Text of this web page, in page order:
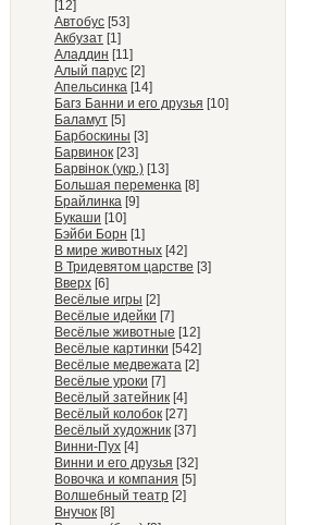
[12]
Автобус [53]
Акбузат [1]
Аладдин [11]
Алый парус [2]
Апельсинка [14]
Багз Банни и его друзья [10]
Баламут [5]
Барбоскины [3]
Барвинок [23]
Барвiнок (укр.) [13]
Большая переменка [8]
Брайлинка [9]
Букаши [10]
Бэйби Борн [1]
В мире животных [42]
В Тридевятом царстве [3]
Вверх [6]
Весёлые игры [2]
Весёлые идейки [7]
Весёлые животные [12]
Весёлые картинки [542]
Весёлые медвежата [2]
Весёлые уроки [7]
Весёлый затейник [4]
Весёлый колобок [27]
Весёлый художник [37]
Винни-Пух [4]
Винни и его друзья [32]
Вовочка и компания [5]
Волшебный театр [2]
Внучок [8]